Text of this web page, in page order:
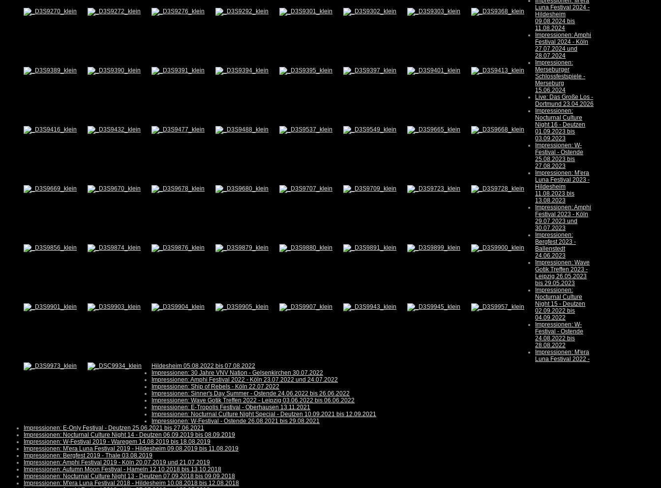
Luna Festival 2024 -
Hildesheim
09.08.2024 bis
11.08.2024
Impressionen: Amphi
Festival 2024 - Köln
27.07.2024 und
28.07.2024
Impressionen:
Merseburger
Schlossfestspiele -
Merseburg
15.06.2024
Live: Das Große Los -
Dortmund 23.04.2026
Impressionen:
Nocturnal Culture
Night 16 - Deutzen
01.09.2023 bis
03.09.2023
Impressionen: W-
Festival - Ostende
25.08.2023 bis
27.08.2023
Impressionen: M'era
Luna Festival 2023 -
Hildesheim
11.08.2023 bis
13.08.2023
Impressionen: Amphi
Festival 2023 - Köln
29.07.2023 und
30.07.2023
Impressionen:
Bergfest 2023 -
Ballenstedt
24.06.2023
Impressionen: Wave
Gotik Treffen 2023 -
Leipzig 26.05.2023
bis 29.05.2023
Impressionen:
Nocturnal Culture
Night 15 - Deutzen
02.09.2022 bis
04.09.2022
Impressionen: W-
Festival - Ostende
24.08.2022 bis
28.08.2022
Impressionen: M'era
Luna Festival 2022 -
Hildesheim 05.08.2022 bis 07.08.2022
Impressionen: 30 Jahre VNV Nation - Gelsenkirchen 30.07.2022
Impressionen: Amphi Festival 2022 - Köln 23.07.2022 und 24.07.2022
Impressionen: Ship of Rebels - Köln 22.07.2022
Impressionen: Sinner's Day Summer - Ostende 24.06.2022 bis 26.06.2022
Impressionen: Wave Gotik Treffen 2022 - Leipzig 03.06.2022 bis 06.06.2022
Impressionen: E-Tropolis Festival - Oberhausen 13.11.2021
Impressionen: Nocturnal Culture Night Special - Deutzen 10.09.2021 bis 12.09.2021
Impressionen: W-Festival - Ostende 26.08.2021 bis 29.08.2021
Impressionen: E-Only Festival - Deutzen 25.06.2021 bis 27.06.2021
Impressionen: Nocturnal Culture Night 14 - Deutzen 06.09.2019 bis 08.09.2019
Impressionen: W-Festival 2019 - Waregem 14.08.2019 bis 18.08.2019
Impressionen: M'era Luna Festival 2019 - Hildesheim 09.08.2019 bis 11.08.2019
Impressionen: Bergfest 2019 - Thale 03.08.2019
Impressionen: Amphi Festival 2019 - Köln 20.07.2019 und 21.07.2019
Impressionen: Autumn Moon Festival - Hameln 12.10.2018 bis 13.10.2018
Impressionen: Nocturnal Culture Night 13 - Deutzen 07.09.2018 bis 09.09.2018
Impressionen: M'era Luna Festival 2018 - Hildesheim 10.08.2018 bis 12.08.2018